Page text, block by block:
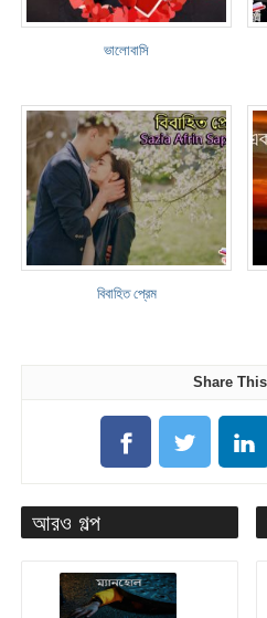
ভালোবাসি
বিবাহিত প্রেম
Share
আরও গল্প